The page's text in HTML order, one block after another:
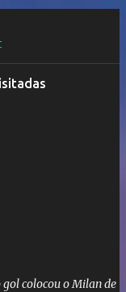
colocou o Milan de